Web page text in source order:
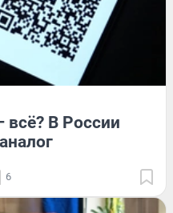
В России
6